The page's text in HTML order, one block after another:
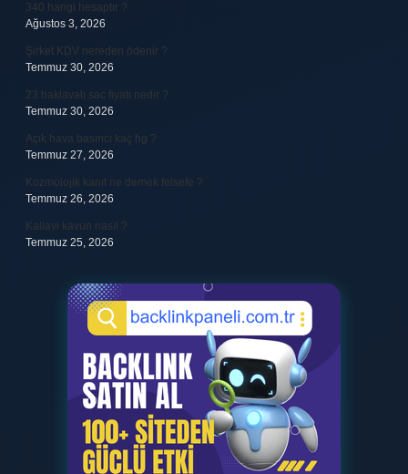
340 hangi hesaptır ?
Ağustos 3, 2026
Şirket KDV nereden ödenir ?
Temmuz 30, 2026
23 baklavalı sac fiyatı nedir ?
Temmuz 30, 2026
Açık hava basıncı kaç hg ?
Temmuz 27, 2026
Kozmolojik kanıt ne demek felsefe ?
Temmuz 26, 2026
Kallavi kavun nasıl ?
Temmuz 25, 2026